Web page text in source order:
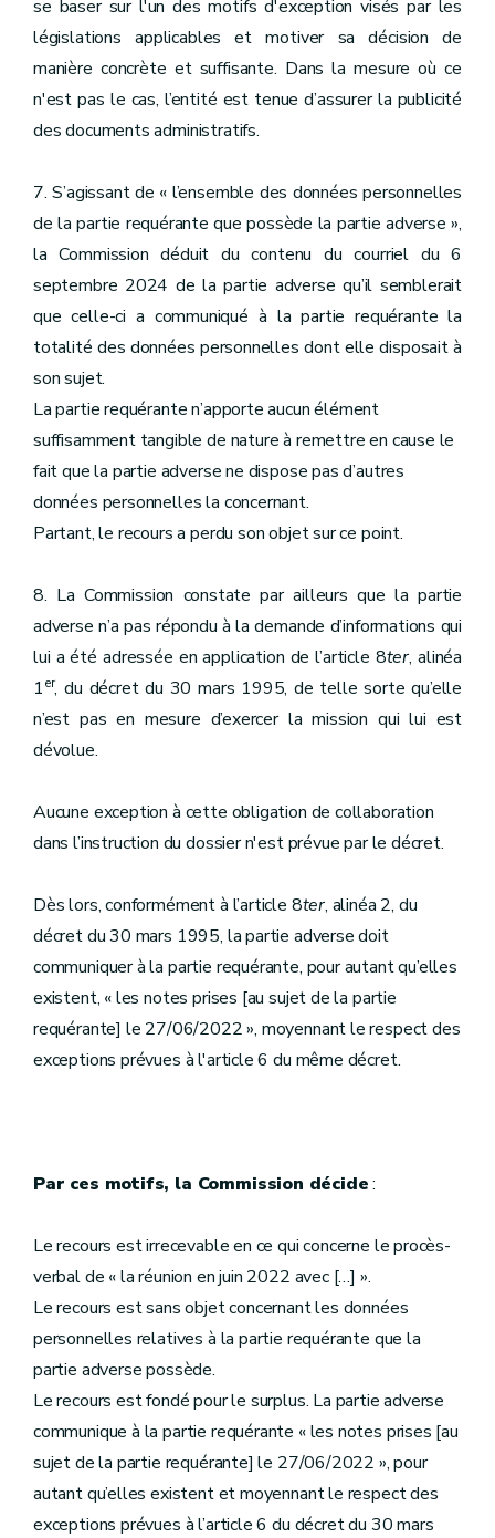
se baser sur l'un des motifs d'exception visés par les
législations applicables et motiver sa décision de
manière concrète et suffisante. Dans la mesure où ce
n'est pas le cas, l’entité est tenue d’assurer la publicité
des documents administratifs.
7. S’agissant de « l’ensemble des données personnelles
de la partie requérante que possède la partie adverse »,
la Commission déduit du contenu du courriel du 6
septembre 2024 de la partie adverse qu’il semblerait
que celle-ci a communiqué à la partie requérante la
totalité des données personnelles dont elle disposait à
son sujet.
La partie requérante n’apporte aucun élément
suffisamment tangible de nature à remettre en cause le
fait que la partie adverse ne dispose pas d’autres
données personnelles la concernant.
Partant, le recours a perdu son objet sur ce point.
8. La Commission constate par ailleurs que la partie
adverse n’a pas répondu à la demande d’informations qui
lui a été adressée en application de l’article 8ter, alinéa
1er, du décret du 30 mars 1995, de telle sorte qu’elle
n’est pas en mesure d’exercer la mission qui lui est
dévolue.
Aucune exception à cette obligation de collaboration
dans l’instruction du dossier n'est prévue par le décret.
Dès lors, conformément à l’article 8ter, alinéa 2, du
décret du 30 mars 1995, la partie adverse doit
communiquer à la partie requérante, pour autant qu’elles
existent, « les notes prises [au sujet de la partie
requérante] le 27/06/2022 », moyennant le respect des
exceptions prévues à l'article 6 du même décret.
Par ces motifs, la Commission décide:
Le recours est irrecevable en ce qui concerne le procès-
verbal de « la réunion en juin 2022 avec […] ».
Le recours est sans objet concernant les données
personnelles relatives à la partie requérante que la
partie adverse possède.
Le recours est fondé pour le surplus. La partie adverse
communique à la partie requérante « les notes prises [au
sujet de la partie requérante] le 27/06/2022 », pour
autant qu’elles existent et moyennant le respect des
exceptions prévues à l’article 6 du décret du 30 mars